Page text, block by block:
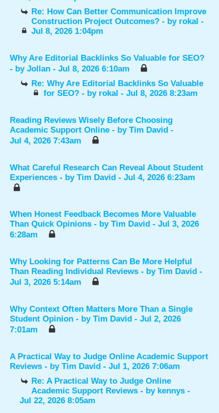
Re: How Can Better Communication Improve
Construction Project Outcomes? - by rokal -
Jul 8, 2026 1:04pm
Why Are Editorial Backlinks So Valuable for SEO?
- by Jollan - Jul 8, 2026 6:10am
Re: Why Are Editorial Backlinks So Valuable
for SEO? - by rokal - Jul 8, 2026 8:23am
Reading Reviews Wisely Before Choosing
Academic Support Online - by Tim David -
Jul 4, 2026 7:43am
What Careful Research Can Reveal About Student
Experiences - by Tim David - Jul 4, 2026 6:23am
When Honest Feedback Becomes More Valuable
Than Quick Opinions - by Tim David - Jul 3, 2026
6:28am
Why Looking for Patterns Can Be More Helpful
Than Reading Individual Reviews - by Tim David -
Jul 3, 2026 5:14am
Why Context Often Matters More Than a Single
Student Opinion - by Tim David - Jul 2, 2026
7:01am
A Practical Way to Judge Online Academic Support
Reviews - by Tim David - Jul 1, 2026 7:06am
Re: A Practical Way to Judge Online
Academic Support Reviews - by kennys -
Jul 22, 2026 8:05am